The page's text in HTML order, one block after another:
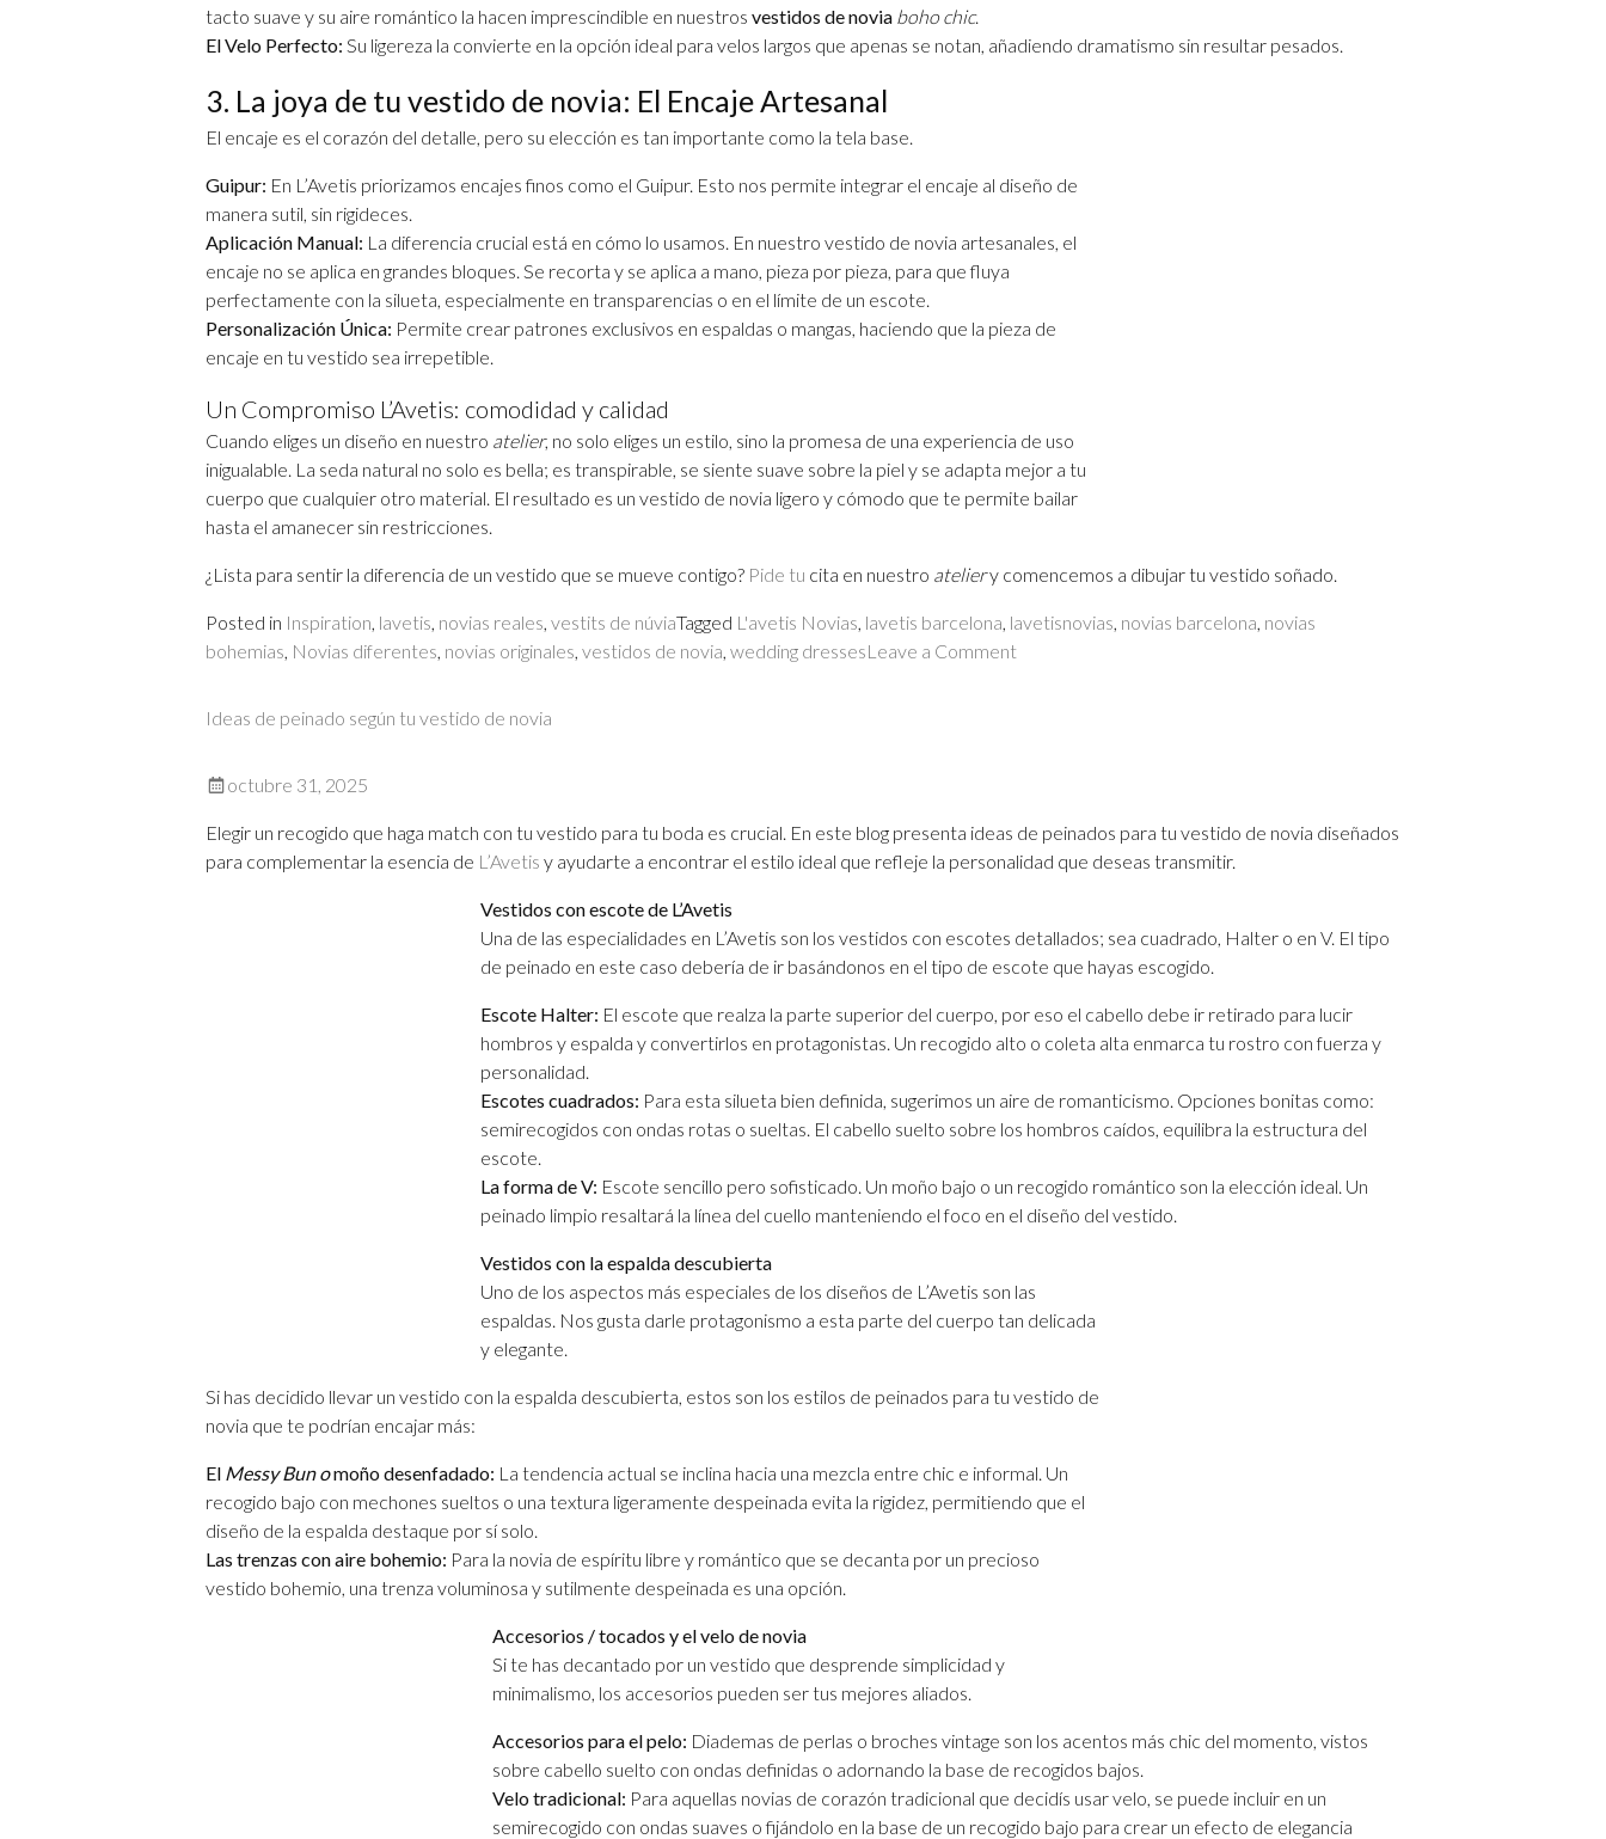
tacto suave y su aire romántico la hacen imprescindible en nuestros vestidos de novia boho chic.
El Velo Perfecto: Su ligereza la convierte en la opción ideal para velos largos que apenas se notan, añadiendo dramatismo sin resultar pesados.
3. La joya de tu vestido de novia: El Encaje Artesanal
El encaje es el corazón del detalle, pero su elección es tan importante como la tela base.
Guipur: En L’Avetis priorizamos encajes finos como el Guipur. Esto nos permite integrar el encaje al diseño de
manera sutil, sin rigideces.
Aplicación Manual: La diferencia crucial está en cómo lo usamos. En nuestro vestido de novia artesanales, el
encaje no se aplica en grandes bloques. Se recorta y se aplica a mano, pieza por pieza, para que fluya
perfectamente con la silueta, especialmente en transparencias o en el límite de un escote.
Personalización Única: Permite crear patrones exclusivos en espaldas o mangas, haciendo que la pieza de
encaje en tu vestido sea irrepetible.
Un Compromiso L’Avetis: comodidad y calidad
Cuando eliges un diseño en nuestro atelier, no solo eliges un estilo, sino la promesa de una experiencia de uso
inigualable. La seda natural no solo es bella; es transpirable, se siente suave sobre la piel y se adapta mejor a tu
cuerpo que cualquier otro material. El resultado es un vestido de novia ligero y cómodo que te permite bailar
hasta el amanecer sin restricciones.
¿Lista para sentir la diferencia de un vestido que se mueve contigo? Pide tu cita en nuestro ateliery comencemos a dibujar tu vestido soñado.
Posted in Inspiration, lavetis, novias reales, vestits de núviaTagged L'avetis Novias, lavetis barcelona, lavetisnovias, novias barcelona, novias
bohemias, Novias diferentes, novias originales, vestidos de novia, wedding dressesLeave a Commenton
de
tu
vestido
novia.
Ideas de peinado según tu vestido de novia
octubre 31, 2025
Elegir un recogido que haga match con tu vestido para tu boda es crucial. En este blog presenta ideas de peinados para tu vestido de novia diseñados
para complementar la esencia de L’Avetis y ayudarte a encontrar el estilo ideal que refleje la personalidad que deseas transmitir.
Vestidos con escote de L’Avetis
Una de las especialidades en L’Avetis son los vestidos con escotes detallados; sea cuadrado, Halter o en V. El tipo
de peinado en este caso debería de ir basándonos en el tipo de escote que hayas escogido.
Escote Halter: El escote que realza la parte superior del cuerpo, por eso el cabello debe ir retirado para lucir
hombros y espalda y convertirlos en protagonistas. Un recogido alto o coleta alta enmarca tu rostro con fuerza y
personalidad.
Escotes cuadrados: Para esta silueta bien definida, sugerimos un aire de romanticismo. Opciones bonitas como:
semirecogidos con ondas rotas o sueltas. El cabello suelto sobre los hombros caídos, equilibra la estructura del
escote.
La forma de V: Escote sencillo pero sofisticado. Un moño bajo o un recogido romántico son la elección ideal. Un
peinado limpio resaltará la línea del cuello manteniendo el foco en el diseño del vestido.
Vestidos con la espalda descubierta
Uno de los aspectos más especiales de los diseños de L’Avetis son las
espaldas. Nos gusta darle protagonismo a esta parte del cuerpo tan delicada
y elegante.
Si has decidido llevar un vestido con la espalda descubierta, estos son los estilos de peinados para tu vestido de
novia que te podrían encajar más:
El Messy Bun omoño desenfadado: La tendencia actual se inclina hacia una mezcla entre chic e informal. Un
recogido bajo con mechones sueltos o una textura ligeramente despeinada evita la rigidez, permitiendo que el
diseño de la espalda destaque por sí solo.
Las trenzas con aire bohemio: Para la novia de espíritu libre y romántico que se decanta por un precioso
vestido bohemio, una trenza voluminosa y sutilmente despeinada es una opción.
Accesorios / tocados y el velo de novia
Si te has decantado por un vestido que desprende simplicidad y
minimalismo, los accesorios pueden ser tus mejores aliados.
Accesorios para el pelo: Diademas de perlas o broches vintage son los acentos más chic del momento, vistos
sobre cabello suelto con ondas definidas o adornando la base de recogidos bajos.
Velo tradicional: Para aquellas novias de corazón tradicional que decidís usar velo, se puede incluir en un
semirecogido con ondas suaves o fijándolo en la base de un recogido bajo para crear un efecto de elegancia